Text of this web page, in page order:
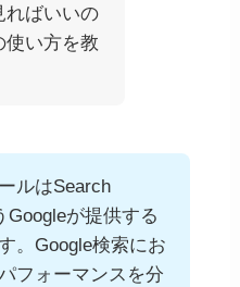
ればいいの
使い方を教
ルはSearch
Googleが提供する
。Google検索にお
フォーマンスを分